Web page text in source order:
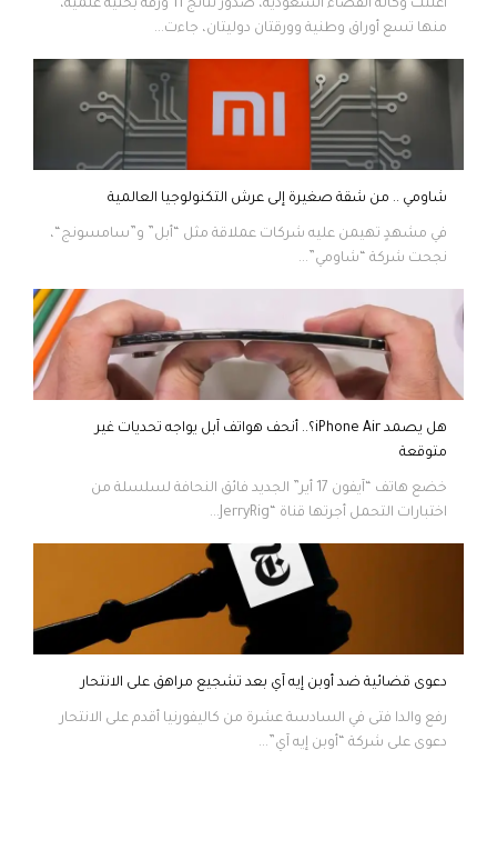
أعلنت وكالة الفضاء السعودية، صدور نتائج 11 ورقة بحثية علمية،
منها تسع أوراق وطنية وورقتان دوليتان، جاءت...
شاومي .. من شقة صغيرة إلى عرش التكنولوجيا العالمية
في مشهدٍ تهيمن عليه شركات عملاقة مثل “أبل” و”سامسونج“،
نجحت شركة “شاومي”...
هل يصمد iPhone Air؟.. أنحف هواتف آبل يواجه تحديات غير
متوقعة
خضع هاتف “آيفون 17 أير” الجديد فائق النحافة لسلسلة من
اختبارات التحمل أجرتها قناة “JerryRig...
دعوى قضائية ضد أوبن إيه آي بعد تشجيع مراهق على الانتحار
رفع والدا فتى في السادسة عشرة من كاليفورنيا أقدم على الانتحار
دعوى على شركة “أوبن إيه آي”...